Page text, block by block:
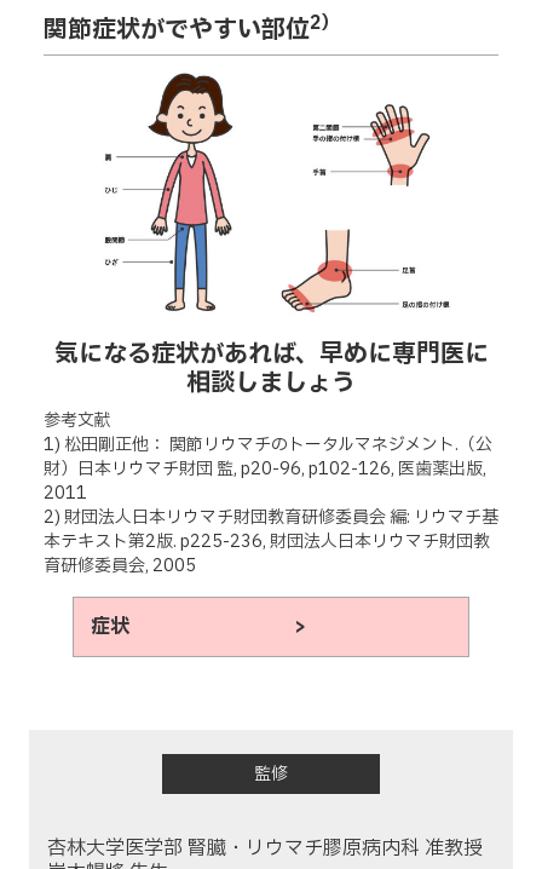
関節症状がでやすい部位2）
気になる症状があれば、早めに専門医に
相談しましょう
参考文献
1) 松田剛正他： 関節リウマチのトータルマネジメント.（公
財）日本リウマチ財団 監, p20-96, p102-126, 医歯薬出版,
2011
2) 財団法人日本リウマチ財団教育研修委員会 編: リウマチ基
本テキスト第2版. p225-236, 財団法人日本リウマチ財団教
育研修委員会, 2005
症状 >
監修
杏林大学医学部 腎臓・リウマチ膠原病内科 准教授